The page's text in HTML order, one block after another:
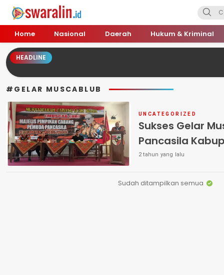
Swara Lin
Independent, Tajam & Profesional
Home Nasional Daerah Hukum & Kriminal
HEADLINE
#GELAR MUSCABLUB
UNCATEGORIZED
Sukses Gelar
Pancasila
2 tahun yang lalu
Sudah ditampilkan semua